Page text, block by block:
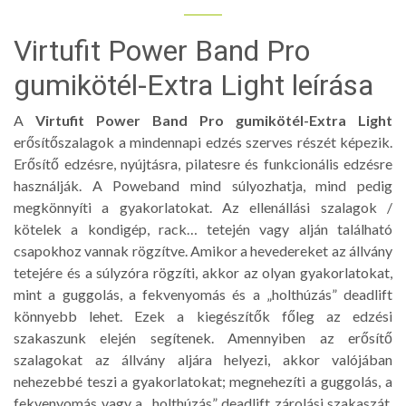
Virtufit Power Band Pro
gumikötél-Extra Light leírása
A Virtufit Power Band Pro gumikötél-Extra Light
erősítőszalagok a mindennapi edzés szerves részét képezik.
Erősítő edzésre, nyújtásra, pilatesre és funkcionális edzésre
használják. A Poweband mind súlyozhatja, mind pedig
megkönnyíti a gyakorlatokat. Az ellenállási szalagok /
kötelek a kondigép, rack… tetején vagy alján található
csapokhoz vannak rögzítve. Amikor a hevedereket az állvány
tetejére és a súlyzóra rögzíti, akkor az olyan gyakorlatokat,
mint a guggolás, a fekvenyomás és a „holthúzás” deadlift
könnyebb lehet. Ezek a kiegészítők főleg az edzési
szakaszunk elején segítenek. Amennyiben az erősítő
szalagokat az állvány aljára helyezi, akkor valójában
nehezebbé teszi a gyakorlatokat; megnehezíti a guggolás, a